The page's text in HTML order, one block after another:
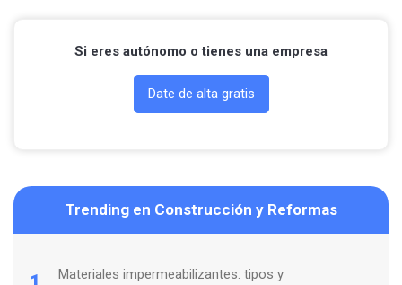
Si eres autónomo o tienes una empresa
Date de alta gratis
Trending en Construcción y Reformas
Materiales impermeabilizantes: tipos y